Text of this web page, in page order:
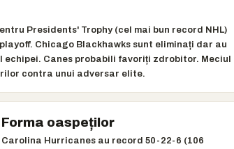
Presidents' Trophy (cel mai bun record NHL)
Chicago Blackhawks sunt eliminați dar au
Canes probabili favoriți zdrobitor. Meciul
contra unui adversar elite.
Forma oaspeților
Carolina Hurricanes au record 50-22-6 (106